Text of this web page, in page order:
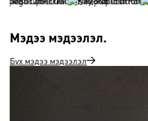
Мэдээ мэдээлэл.
Бүх мэдээ мэдээлэл